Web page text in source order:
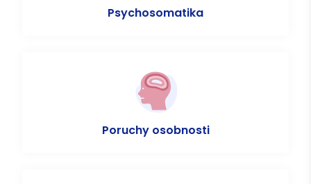
Psychosomatika
Poruchy osobnosti